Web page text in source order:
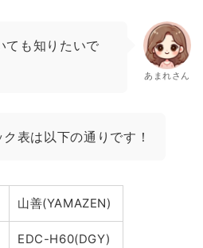
ても知りたいで
あまれさん
表は以下の通りです！
山善(YAMAZEN)
EDC-H60(DGY)